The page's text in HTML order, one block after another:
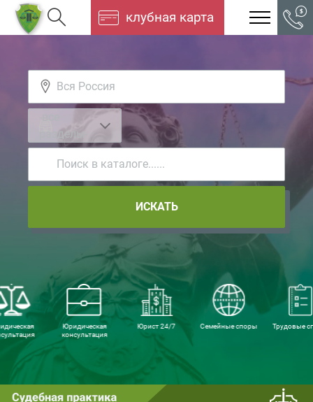
клубная карта
ИСКАТЬ
Юридическая
консультация
Юрист 24/7 Семейные споры Трудовые